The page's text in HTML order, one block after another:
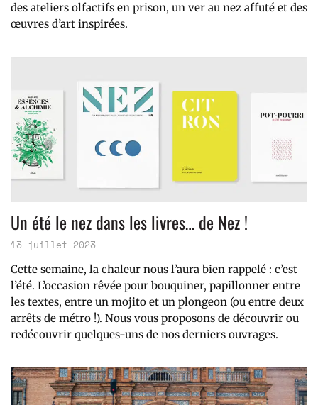
des ateliers olfactifs en prison, un ver au nez affuté et des
œuvres d’art inspirées.
Un été le nez dans les livres… de Nez !
13 juillet 2023
Cette semaine, la chaleur nous l’aura bien rappelé : c’est
l’été. L’occasion rêvée pour bouquiner, papillonner entre
les textes, entre un mojito et un plongeon (ou entre deux
arrêts de métro !). Nous vous proposons de découvrir ou
redécouvrir quelques-uns de nos derniers ouvrages.